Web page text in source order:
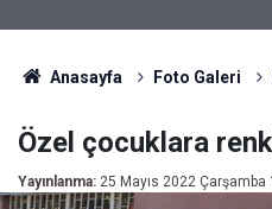
Anasayfa Foto Galeri
Özel çocuklara
Yayınlanma: 25 Mayıs 2022 Çarşamba